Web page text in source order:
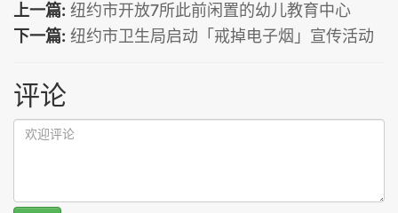
上一篇: 纽约市开放7所此前闲置的幼儿教育中心
下一篇: 纽约市卫生局启动「戒掉电子烟」宣传活动
评论